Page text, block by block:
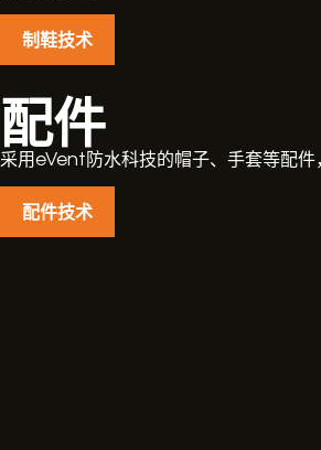
制鞋技术
配件
采用eVent防水科技的帽子、手套等配件
配件技术